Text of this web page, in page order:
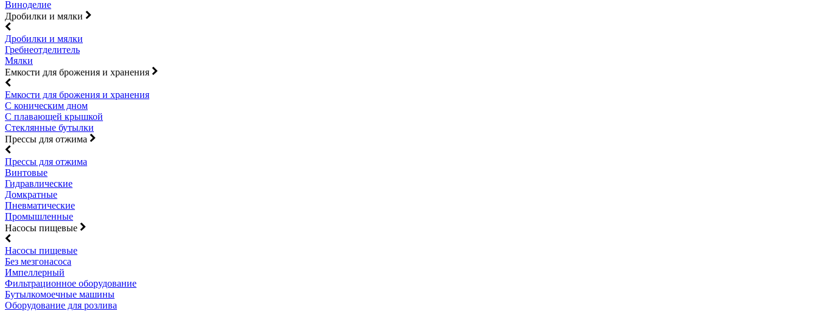
Виноделие
Дробилки и мялки
Дробилки и мялки
Гребнеотделитель
Мялки
Емкости для брожения и хранения
Емкости для брожения и хранения
С коническим дном
С плавающей крышкой
Стеклянные бутылки
Прессы для отжима
Прессы для отжима
Винтовые
Гидравлические
Домкратные
Пневматические
Промышленные
Насосы пищевые
Насосы пищевые
Без мезгонасоса
Импеллерный
Фильтрационное оборудование
Бутылкомоечные машины
Оборудование для розлива